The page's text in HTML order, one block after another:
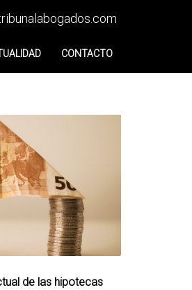
CONTACTO
de las hipotecas